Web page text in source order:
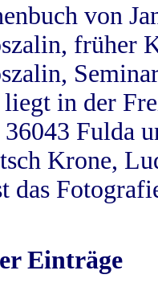
von
früher
in der
Fulda
Krone,
das
Einträge